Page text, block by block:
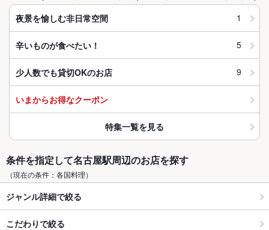
夜景を愉しむ非日常空間 1
辛いものが食べたい！ 5
少人数でも貸切OKのお店 9
いまからお得なクーポン
特集一覧を見る
条件を指定して名古屋駅周辺のお店を探す
（現在の条件：各国料理）
ジャンル詳細で絞る
こだわりで絞る